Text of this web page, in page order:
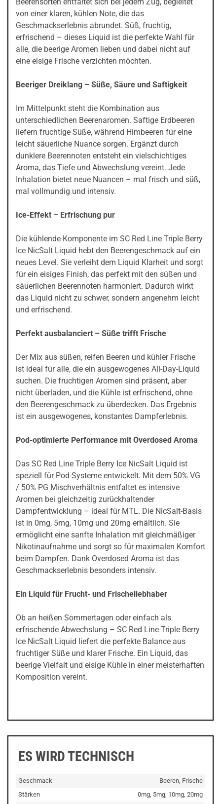
von einer klaren, kühlen Note, die das
Geschmackserlebnis abrundet. Süß, fruchtig,
erfrischend – dieses Liquid ist die perfekte Wahl für
alle, die beerige Aromen lieben und dabei nicht auf
eine eisige Frische verzichten möchten.
Beeriger Dreiklang – Süße, Säure und Saftigkeit
Im Mittelpunkt steht die Kombination aus
unterschiedlichen Beerenaromen. Saftige Erdbeeren
liefern fruchtige Süße, während Himbeeren für eine
leicht säuerliche Nuance sorgen. Ergänzt durch
dunklere Beerennoten entsteht ein vielschichtiges
Aroma, das Tiefe und Abwechslung vereint. Jede
Inhalation bietet neue Nuancen – mal frisch und süß,
mal vollmundig und intensiv.
Ice-Effekt – Erfrischung pur
Die kühlende Komponente im SC Red Line Triple Berry
Ice NicSalt Liquid hebt den Beerengeschmack auf ein
neues Level. Sie verleiht dem Liquid Klarheit und sorgt
für ein eisiges Finish, das perfekt mit den süßen und
säuerlichen Beerennoten harmoniert. Dadurch wirkt
das Liquid nicht zu schwer, sondern angenehm leicht
und erfrischend.
Perfekt ausbalanciert – Süße trifft Frische
Der Mix aus süßen, reifen Beeren und kühler Frische
ist ideal für alle, die ein ausgewogenes All-Day-Liquid
suchen. Die fruchtigen Aromen sind präsent, aber
nicht überladen, und die Kühle ist erfrischend, ohne
den Beerengeschmack zu überdecken. Das Ergebnis
ist ein ausgewogenes, konstantes Dampferlebnis.
Pod-optimierte Performance mit Overdosed Aroma
Das SC Red Line Triple Berry Ice NicSalt Liquid ist
speziell für Pod-Systeme entwickelt. Mit dem 50% VG
/ 50% PG Mischverhältnis entfaltet es intensive
Aromen bei gleichzeitig zurückhaltender
Dampfentwicklung – ideal für MTL. Die NicSalt-Basis
ist in 0mg, 5mg, 10mg und 20mg erhältlich. Sie
ermöglicht eine sanfte Inhalation mit gleichmäßiger
Nikotinaufnahme und sorgt so für maximalen Komfort
beim Dampfen. Dank Overdosed Aroma ist das
Geschmackserlebnis besonders intensiv.
Ein Liquid für Frucht- und Frischeliebhaber
Ob an heißen Sommertagen oder einfach als
erfrischende Abwechslung – SC Red Line Triple Berry
Ice NicSalt Liquid liefert die perfekte Balance aus
fruchtiger Süße und klarer Frische. Ein Liquid, das
beerige Vielfalt und eisige Kühle in einer meisterhaften
Komposition vereint.
ES WIRD TECHNISCH
Geschmack
Beeren, Frische
Stärken
0mg, 5mg, 10mg, 20mg